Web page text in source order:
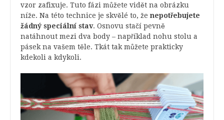
vzor zafixuje. Tuto fázi můžete vidět na obrázku
níže. Na této technice je skvělé to, že nepotřebujete
žádný speciální stav. Osnovu stačí pevně
natáhnout mezi dva body – například nohu stolu a
pásek na vašem těle. Tkát tak můžete prakticky
kdekoli a kdykoli.